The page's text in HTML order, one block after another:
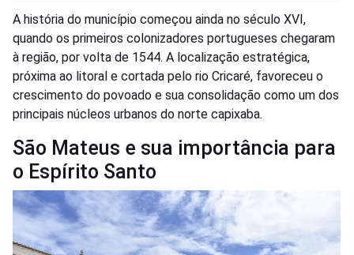
A história do município começou ainda no século XVI,
quando os primeiros colonizadores portugueses chegaram
à região, por volta de 1544. A localização estratégica,
próxima ao litoral e cortada pelo rio Cricaré, favoreceu o
crescimento do povoado e sua consolidação como um dos
principais núcleos urbanos do norte capixaba.
São Mateus e sua importância para
o Espírito Santo